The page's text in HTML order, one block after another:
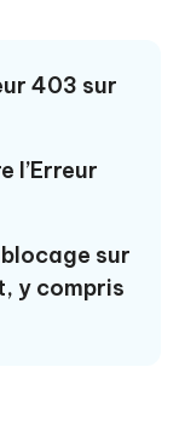
403 sur
l’Erreur
sur
y compris